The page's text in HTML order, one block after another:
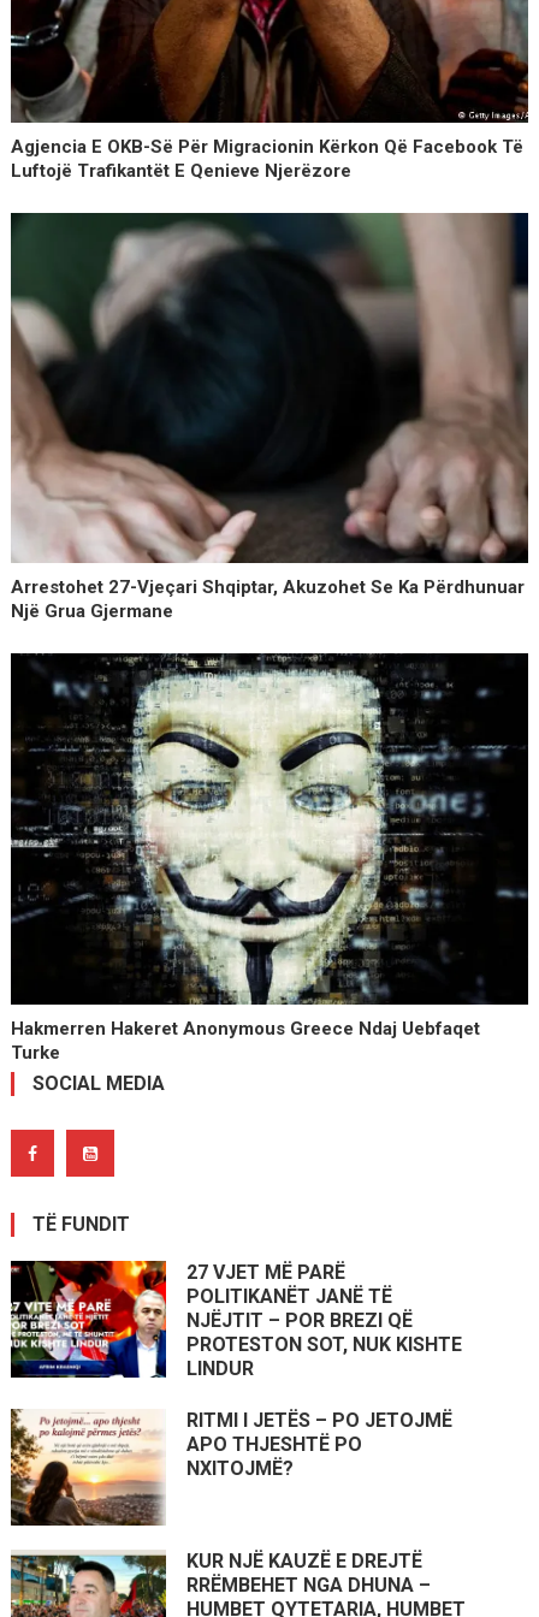
Agjencia E OKB-Së Për Migracionin Kërkon Që Facebook Të
Luftojë Trafikantët E Qenieve Njerëzore
Arrestohet 27-Vjeçari Shqiptar, Akuzohet Se Ka Përdhunuar
Një Grua Gjermane
Hakmerren Hakeret Anonymous Greece Ndaj Uebfaqet
Turke
SOCIAL MEDIA
TË FUNDIT
27 VJET MË PARË
POLITIKANËT JANË TË
NJËJTIT – POR BREZI QË
PROTESTON SOT, NUK KISHTE
LINDUR
RITMI I JETËS – PO JETOJMË
APO THJESHTË PO
NXITOJMË?
KUR NJË KAUZË E DREJTË
RRËMBEHET NGA DHUNA –
HUMBET QYTETARIA, HUMBET